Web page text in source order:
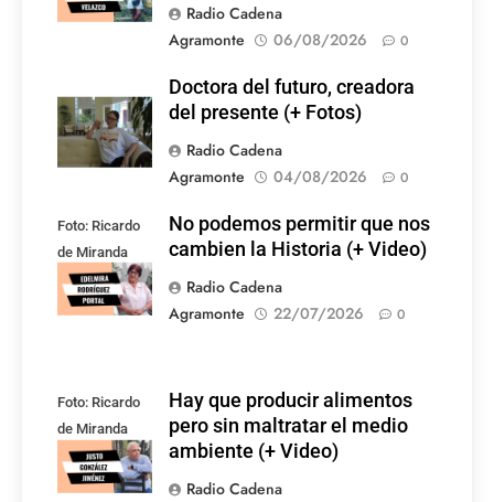
Radio Cadena
Agramonte
06/08/2026 0
Doctora del futuro, creadora
del presente (+ Fotos)
Radio Cadena
Agramonte
04/08/2026 0
Foto: Ricardo
de Miranda
Rodríguez
No podemos permitir que nos
cambien la Historia (+ Video)
Radio Cadena
Agramonte
22/07/2026 0
Foto: Ricardo
de Miranda
Rodríguez
Hay que producir alimentos
pero sin maltratar el medio
ambiente (+ Video)
Radio Cadena